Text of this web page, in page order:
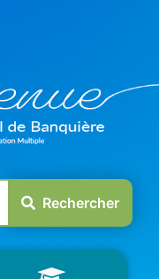
Rechercher